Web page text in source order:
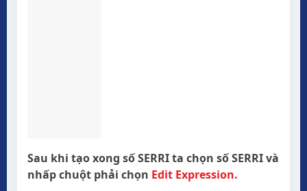
Sau khi tạo xong số SERRI ta chọn số SERRI và
nhấp chuột phải chọn Edit Expression.